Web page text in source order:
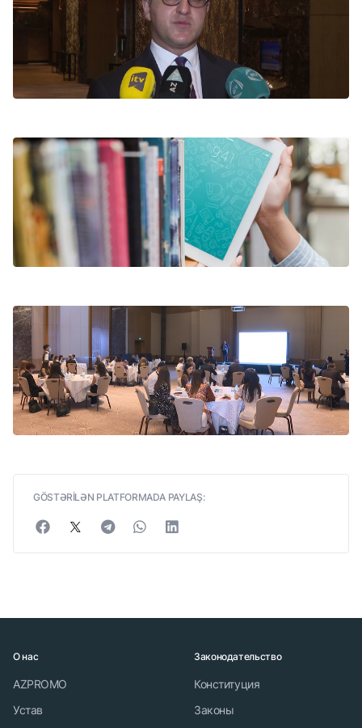
GÖSTƏRİLƏN PLATFORMADA PAYLAŞ:
О нас
AZPROMO
Устав
Законодательство
Конституция
Законы